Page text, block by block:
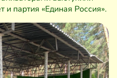
и партия «Единая Россия».